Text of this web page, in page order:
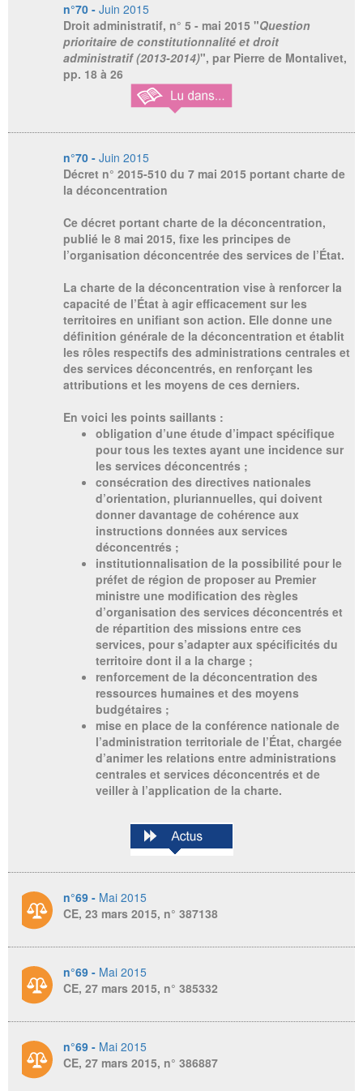
n°70 - Juin 2015
Droit administratif, n° 5 - mai 2015 "Question
prioritaire de constitutionnalité et droit
administratif (2013-2014)", par Pierre de Montalivet,
pp. 18 à 26
n°70 - Juin 2015
Décret n° 2015-510 du 7 mai 2015 portant charte de
la déconcentration
Ce décret portant charte de la déconcentration,
publié le 8 mai 2015, fixe les principes de
l’organisation déconcentrée des services de l’État.
La charte de la déconcentration vise à renforcer la
capacité de l’État à agir efficacement sur les
territoires en unifiant son action. Elle donne une
définition générale de la déconcentration et établit
les rôles respectifs des administrations centrales et
des services déconcentrés, en renforçant les
attributions et les moyens de ces derniers.
En voici les points saillants :
obligation d’une étude d’impact spécifique
pour tous les textes ayant une incidence sur
les services déconcentrés ;
consécration des directives nationales
d’orientation, pluriannuelles, qui doivent
donner davantage de cohérence aux
instructions données aux services
déconcentrés ;
institutionnalisation de la possibilité pour le
préfet de région de proposer au Premier
ministre une modification des règles
d’organisation des services déconcentrés et
de répartition des missions entre ces
services, pour s’adapter aux spécificités du
territoire dont il a la charge ;
renforcement de la déconcentration des
ressources humaines et des moyens
budgétaires ;
mise en place de la conférence nationale de
l’administration territoriale de l’État, chargée
d’animer les relations entre administrations
centrales et services déconcentrés et de
veiller à l’application de la charte.
n°69 - Mai 2015
CE, 23 mars 2015, n° 387138
n°69 - Mai 2015
CE, 27 mars 2015, n° 385332
n°69 - Mai 2015
CE, 27 mars 2015, n° 386887